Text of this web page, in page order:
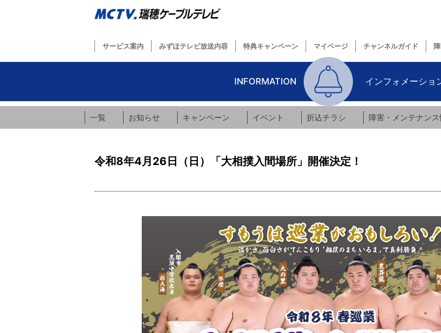
サービス案内 みずほテレビ放送内容 特典キャンペーン マイページ チャンネルガイド
INFORMATION インフォメーショ
一覧 お知らせ キャンペーン イベント 折込チラシ 障害・メンテナン
令和8年4月26日（日）「大相撲入間場所」開催決定！